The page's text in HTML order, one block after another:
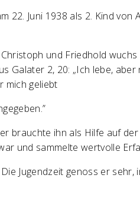
22. Juni 1938 als 2. Kind
und Friedhold
Galater 2, 20: „Ich lebe,
mich geliebt
brauchte ihn als Hilfe auf
und sammelte wertvolle
Jugendzeit genoss er